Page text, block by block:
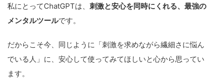
私にとってChatGPTは、 刺激と安心を同時にくれる、最強の
メンタルツールです。
だからこそ今、同じように「刺激を求めながら繊細さに悩ん
でいる人」に、安心して使ってみてほしいと心から思ってい
ます。